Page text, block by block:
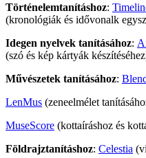
Történelemtanításhoz:
(kronológiák és idővonalk
Idegen nyelvek tanításához:
(szó és kép kártyák
Művészetek tanításához:
LenMus (zeneelmélet
MuseScore (kottaíráshoz és
Földrajztanításhoz: Celestia